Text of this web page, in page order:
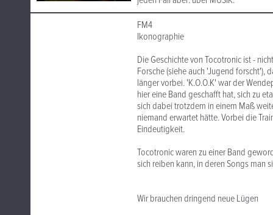
FM4
Ikonographie
Die Geschichte von Tocotronic ist -
Forsche (siehe auch 'Jugend forscht'),
länger vorbei. 'K.O.O.K' war der
hier eine Band geschafft hat, sich zu
sich dabei trotzdem in einem Maß
niemand erwartet hätte. Vorbei die
Eindeutigkeit.
Tocotronic waren zu einer Band
sich reiben kann, in deren Songs man
Wir brauchen dringend neue Lügen